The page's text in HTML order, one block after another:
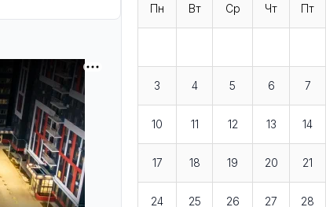
Пн Вт Ср Чт Пт
3 4 5 6 7
10 11 12 13 14
17 18 19 20 21
24 25 26 27 28